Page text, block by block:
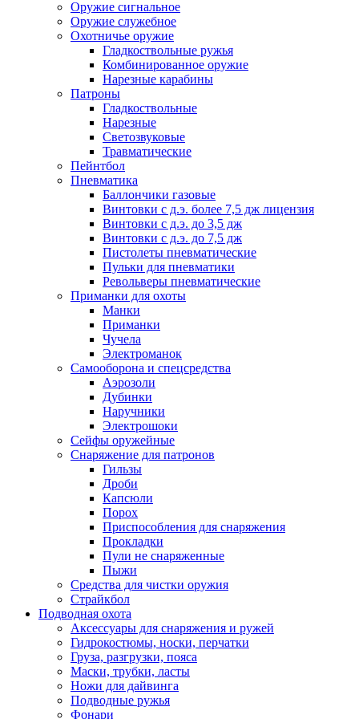
Оружие сигнальное
Оружие служебное
Охотничье оружие
Гладкоствольные ружья
Комбинированное оружие
Нарезные карабины
Патроны
Гладкоствольные
Нарезные
Светозвуковые
Травматические
Пейнтбол
Пневматика
Баллончики газовые
Винтовки с д.э. более 7,5 дж лицензия
Винтовки с д.э. до 3,5 дж
Винтовки с д.э. до 7,5 дж
Пистолеты пневматические
Пульки для пневматики
Револьверы пневматические
Приманки для охоты
Манки
Приманки
Чучела
Электроманок
Самооборона и спецсредства
Аэрозоли
Дубинки
Наручники
Электрошоки
Сейфы оружейные
Снаряжение для патронов
Гильзы
Дроби
Капсюли
Порох
Приспособления для снаряжения
Прокладки
Пули не снаряженные
Пыжи
Средства для чистки оружия
Страйкбол
Подводная охота
Аксессуары для снаряжения и ружей
Гидрокостюмы, носки, перчатки
Груза, разгрузки, пояса
Маски, трубки, ласты
Ножи для дайвинга
Подводные ружья
Фонари